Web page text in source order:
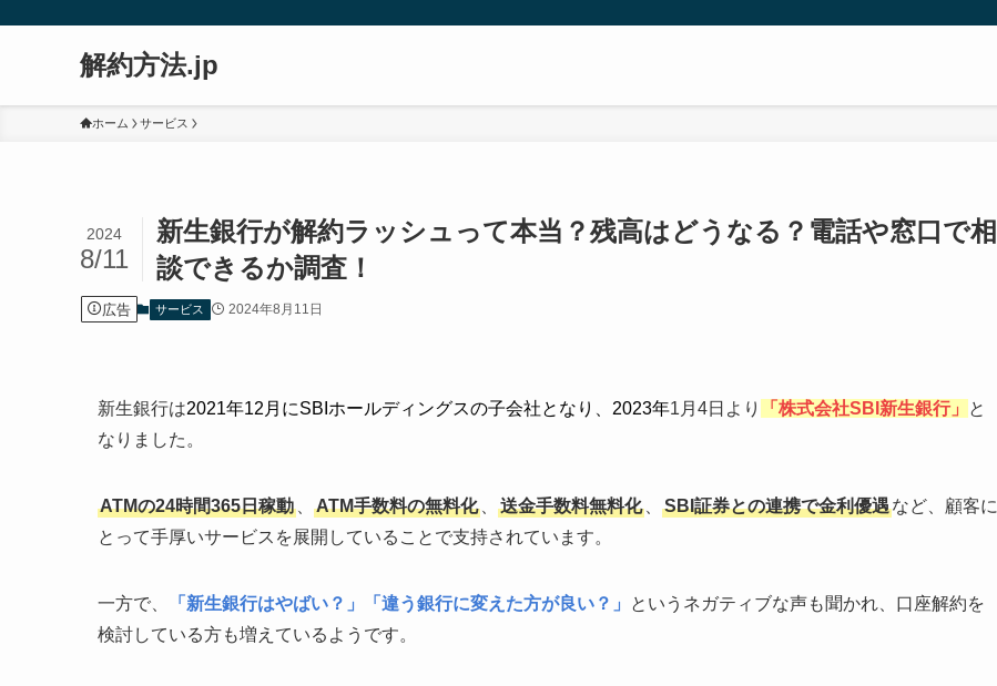
解約方法.jp
ホーム サービス
新生銀行が解約ラッシュって本当？残高はどうなる？電話や窓口で相
談できるか調査！
2024
8/11
広告 サービス 2024年8月11日
新生銀行は2021年12月にSBIホールディングスの子会社となり、2023年1月4日より 「 株式会社SBI新生銀行」
と
なりました。
ATMの24時間365日稼動 ATM手数料の無料化 送金手数料無料化 SBI証券との連携で金利優遇など、顧客に
とって手厚いサービスを展開していることで支持されています。
一方で、 「新生銀行はやばい？」「違う銀行に変えた方が良い？」
というネガティブな声も聞かれ、口座解約を
検討している方も増えているようです。